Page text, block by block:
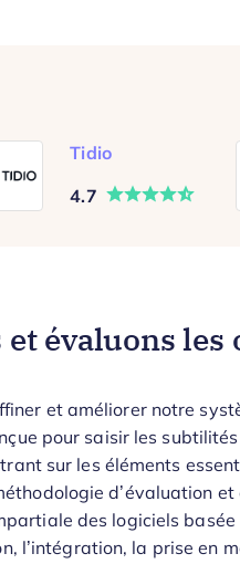
Tidio
4.7
évaluons les
et améliorer notre
pour saisir les
sur les éléments
d’évaluation
des logiciels
l’intégration, la prise en